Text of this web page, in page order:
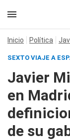
Inicio Política
SEXTO VIAJE A
Javier
en
de su